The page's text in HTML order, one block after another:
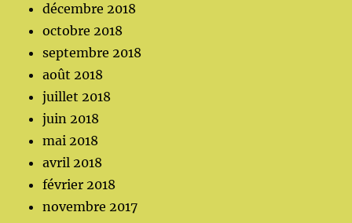
décembre 2018
octobre 2018
septembre 2018
août 2018
juillet 2018
juin 2018
mai 2018
avril 2018
février 2018
novembre 2017